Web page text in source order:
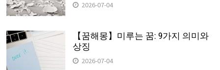
2026-07-04
【꿈해몽】미루는 꿈: 9가지 의미와
상징
2026-07-04